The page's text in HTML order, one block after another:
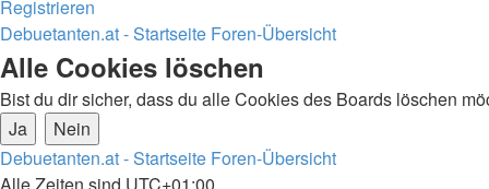
Registrieren
Debuetanten.at - Startseite Foren-Übersicht
Suche
Alle Cookies löschen
Bist du dir sicher, dass du alle Cookies des Boards löschen
Debuetanten.at - Startseite Foren-Übersicht